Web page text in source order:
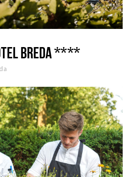
BREDA ****